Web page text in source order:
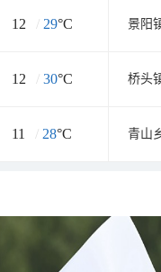
12 / 29°C 景阳
12 / 30°C 桥头
11 / 28°C 青山